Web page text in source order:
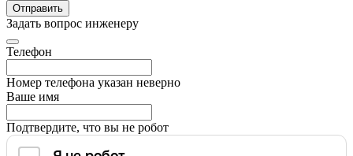
Отправить
Задать вопрос инженеру
Телефон
Номер телефона указан неверно
Ваше имя
Подтвердите, что вы не робот